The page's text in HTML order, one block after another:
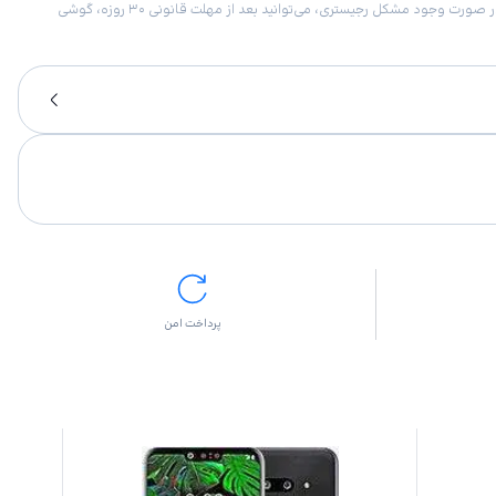
امکان برگشت کالا در گروه موبایل با دلیل “انصراف از خرید“ تنها در صورتی مورد قبول است که پلمب کالا باز نشده باشد. تمام گوشی‌های جی‌اس‌ام ضمانت رجیستری دارند. در صورت وجود مشکل رجیستری، می‌توانید بعد از مهلت قانونی ۳۰ روزه، گوشی
پرداخت امن